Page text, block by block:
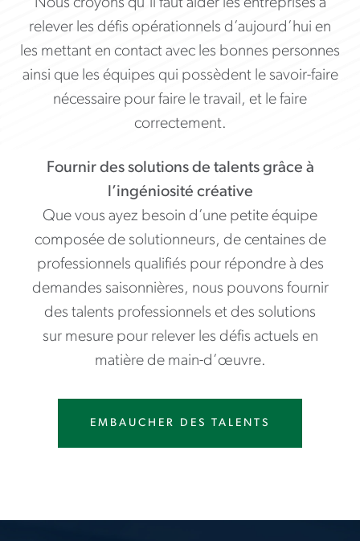
Nous croyons qu’il faut aider les entreprises à
relever les défis opérationnels d’aujourd’hui en
les mettant en contact avec les bonnes personnes
ainsi que les équipes qui possèdent le savoir-faire
nécessaire pour faire le travail, et le faire
correctement.
Fournir des solutions de talents grâce à
l’ingéniosité créative
Que vous ayez besoin d’une petite équipe
composée de solutionneurs, de centaines de
professionnels qualifiés pour répondre à des
demandes saisonnières, nous pouvons fournir
des talents professionnels et des solutions
sur mesure pour relever les défis actuels en
matière de main-d’œuvre.
EMBAUCHER DES TALENTS